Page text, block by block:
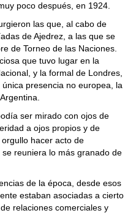
poco después, en 1924.
las que, al cabo de
de Ajedrez, a las que se
de Torneo de las Naciones.
que tuvo lugar en la
y la formal de Londres,
presencia no europea, la
ser mirado con ojos de
a ojos propios y de
hacer acto de
reuniera lo más granado de
de la época, desde esos
estaban asociadas a cierto
relaciones comerciales y